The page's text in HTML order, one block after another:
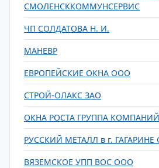
СМОЛЕНСККОММУНСЕРВИС
ЧП СОЛДАТОВА Н. И.
МАНЕВР
ЕВРОПЕЙСКИЕ ОКНА ООО
СТРОЙ-ОЛАКС ЗАО
ОКНА РОСТА ГРУППА
РУССКИЙ МЕТАЛЛ в г.
ВЯЗЕМСКОЕ УПП ВОС ООО